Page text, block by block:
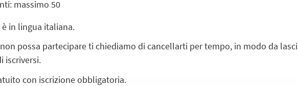
massimo 50
in lingua italiana.
possa partecipare ti chiediamo di cancellarti per tempo, in modo da
iscriversi.
con iscrizione obbligatoria.